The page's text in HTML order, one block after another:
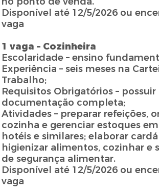
Disponível até 12/5/2026 ou
vaga
1 vaga – Cozinheira
Escolaridade – ensino
Experiência – seis meses na
Trabalho;
Requisitos Obrigatórios – possuir
documentação completa;
Atividades – preparar refeições,
cozinha e gerenciar estoques
hotéis e similares; elaborar
higienizar alimentos, cozinhar e
de segurança alimentar.
Disponível até 12/5/2026 ou
vaga